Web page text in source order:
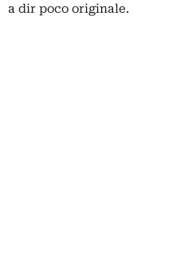
a dir poco originale.